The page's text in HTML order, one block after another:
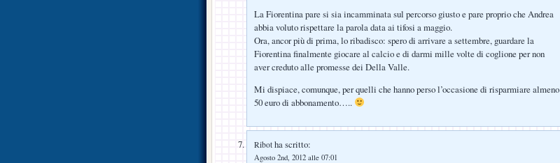
La Fiorentina pare si sia incamminata sul percorso giusto e pare proprio che Andrea
abbia voluto rispettare la parola data ai tifosi a maggio.
Ora, ancor più di prima, lo ribadisco: spero di arrivare a settembre, guardare la
Fiorentina finalmente giocare al calcio e di darmi mille volte di coglione per non
aver creduto alle promesse dei Della Valle.
Mi dispiace, comunque, per quelli che hanno perso l’occasione di risparmiare almeno
50 euro di abbonamento…..
Ribot ha scritto:
Agosto 2nd, 2012 alle 07:01